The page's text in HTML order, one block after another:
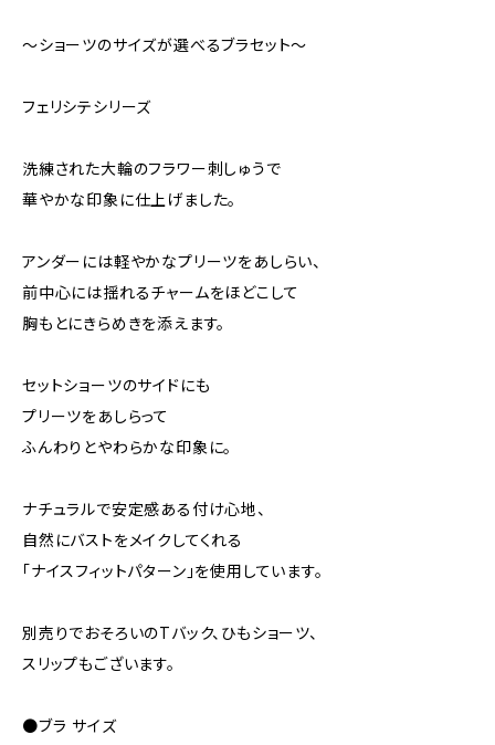
～ショーツのサイズが選べるブラセット～
フェリシテシリーズ
洗練された大輪のフラワー刺しゅうで
華やかな印象に仕上げました。
アンダーには軽やかなプリーツをあしらい、
前中心には揺れるチャームをほどこして
胸もとにきらめきを添えます。
セットショーツのサイドにも
プリーツをあしらって
ふんわりとやわらかな印象に。
ナチュラルで安定感ある付け心地、
自然にバストをメイクしてくれる
「ナイスフィットパターン」を使用しています。
別売りでおそろいのTバック、ひもショーツ、
スリップもございます。
●ブラ サイズ